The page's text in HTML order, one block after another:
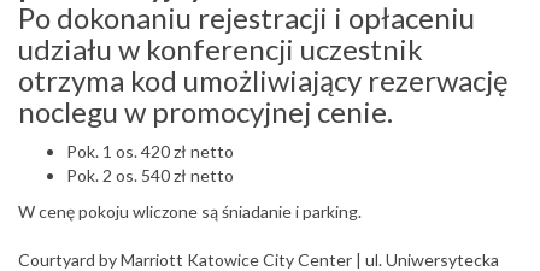
Po dokonaniu rejestracji i opłaceniu
udziału w konferencji uczestnik
otrzyma kod umożliwiający rezerwację
noclegu w promocyjnej cenie.
​Pok. 1 os. 420 zł netto
Pok. 2 os. 540 zł netto
W cenę pokoju wliczone są śniadanie i parking.
Courtyard by Marriott Katowice City Center | ul. Uniwersytecka